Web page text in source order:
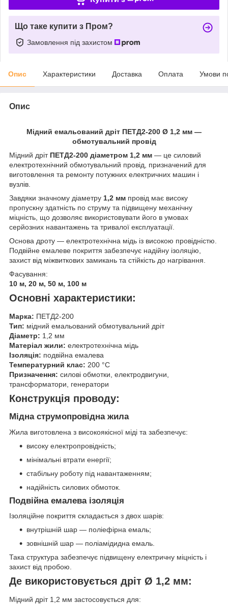
Що таке купити з Пром?
Замовлення під захистом
Опис Характеристики Доставка Оплата Умови
Опис
Мідний емальований дріт ПЕТД2-200 Ø 1,2 мм —
обмотувальний провід
Мідний дріт ПЕТД2-200 діаметром 1,2 мм — це силовий
електротехнічний обмотувальний провід, призначений для
виготовлення та ремонту потужних електричних машин і
вузлів.
Завдяки значному діаметру 1,2 мм провід має високу
пропускну здатність по струму та підвищену механічну
міцність, що дозволяє використовувати його в умовах
серйозних навантажень та тривалої експлуатації.
Основа дроту — електротехнічна мідь із високою провідністю.
Подвійне емалеве покриття забезпечує надійну ізоляцію,
захист від міжвиткових замикань та стійкість до нагрівання.
Фасування:
10 м, 20 м, 50 м, 100 м
Основні характеристики:
Марка: ПЕТД2-200
Тип: мідний емальований обмотувальний дріт
Діаметр: 1,2 мм
Матеріал жили: електротехнічна мідь
Ізоляція: подвійна емалева
Температурний клас: 200 °C
Призначення: силові обмотки, електродвигуни,
трансформатори, генератори
Конструкція проводу:
Мідна струмопровідна жила
Жила виготовлена з високоякісної міді та забезпечує:
високу електропровідність;
мінімальні втрати енергії;
стабільну роботу під навантаженням;
надійність силових обмоток.
Подвійна емалева ізоляція
Ізоляційне покриття складається з двох шарів:
внутрішній шар — поліефірна емаль;
зовнішній шар — поліамідидна емаль.
Така структура забезпечує підвищену електричну міцність і
захист від пробою.
Де використовується дріт Ø 1,2 мм:
Мідний дріт 1,2 мм застосовується для: